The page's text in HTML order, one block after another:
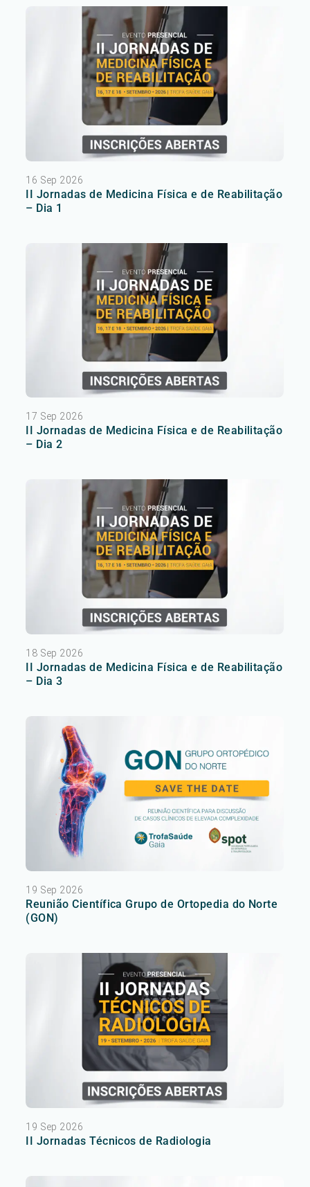
16 Sep 2026
II Jornadas de Medicina Física e de Reabilitação
– Dia 1
17 Sep 2026
II Jornadas de Medicina Física e de Reabilitação
– Dia 2
18 Sep 2026
II Jornadas de Medicina Física e de Reabilitação
– Dia 3
19 Sep 2026
Reunião Científica Grupo de Ortopedia do Norte
(GON)
19 Sep 2026
II Jornadas Técnicos de Radiologia